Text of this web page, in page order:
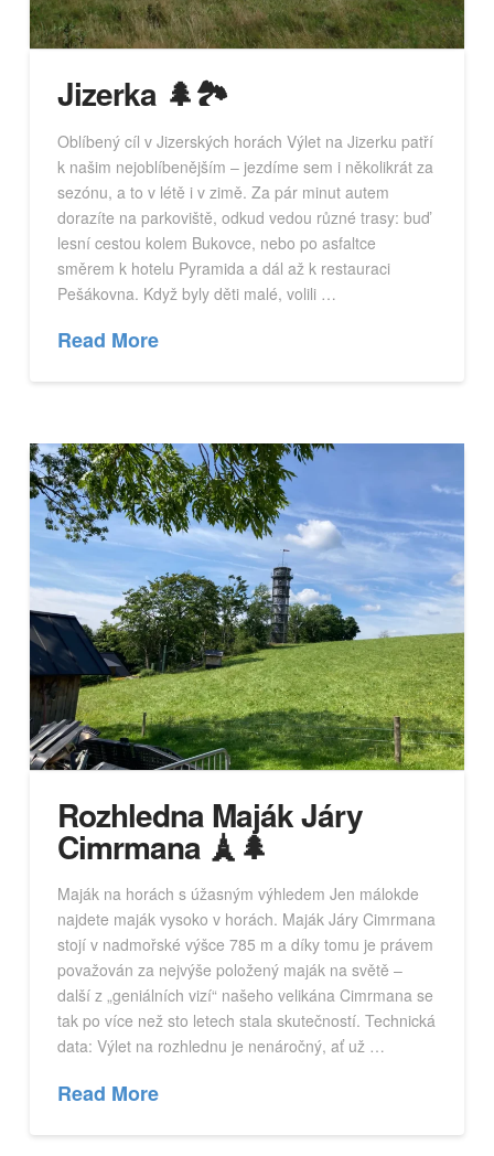
Jizerka 🌲🏞️
Oblíbený cíl v Jizerských horách Výlet na Jizerku patří
k našim nejoblíbenějším – jezdíme sem i několikrát za
sezónu, a to v létě i v zimě. Za pár minut autem
dorazíte na parkoviště, odkud vedou různé trasy: buď
lesní cestou kolem Bukovce, nebo po asfaltce
směrem k hotelu Pyramida a dál až k restauraci
Pešákovna. Když byly děti malé, volili …
Read More
Rozhledna Maják Járy
Cimrmana 🗼🌲
Maják na horách s úžasným výhledem Jen málokde
najdete maják vysoko v horách. Maják Járy Cimrmana
stojí v nadmořské výšce 785 m a díky tomu je právem
považován za nejvýše položený maják na světě –
další z „geniálních vizí“ našeho velikána Cimrmana se
tak po více než sto letech stala skutečností. Technická
data: Výlet na rozhlednu je nenáročný, ať už …
Read More